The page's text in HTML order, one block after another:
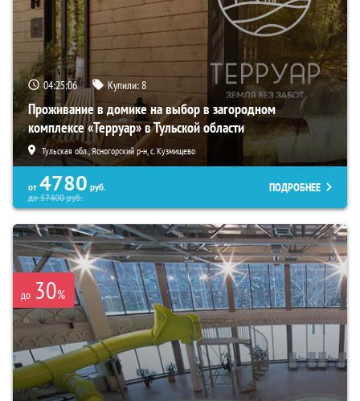
04:25:05 Купили:8
Проживание в домике на выбор в загородном
комплексе «Терруар» в Тульской области
Тульская обл., Ясногорский р-н, с. Кузмищево
от 4780 руб.
до57400руб.
ПОДРОБНЕЕ
до 30%